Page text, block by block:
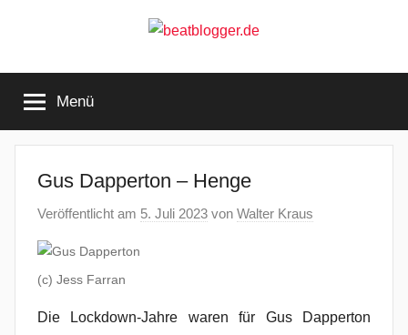
beatblogger.de
the
beat
goes
Menü
Gus Dapperton – Henge
Veröffentlicht am 5. Juli 2023 von Walter Kraus
(c) Jess Farran
Die Lockdown-Jahre waren für Gus Dapperton